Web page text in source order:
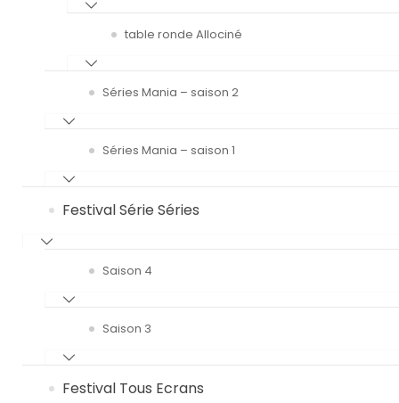
table ronde Allociné
Séries Mania – saison 2
Séries Mania – saison 1
Festival Série Séries
Saison 4
Saison 3
Festival Tous Ecrans